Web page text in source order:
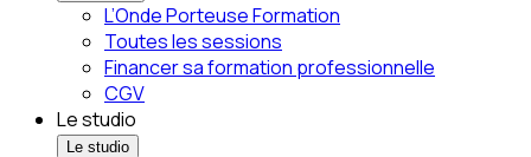
L’Onde Porteuse Formation
Toutes les sessions
Financer sa formation professionnelle
CGV
Le studio
Le studio